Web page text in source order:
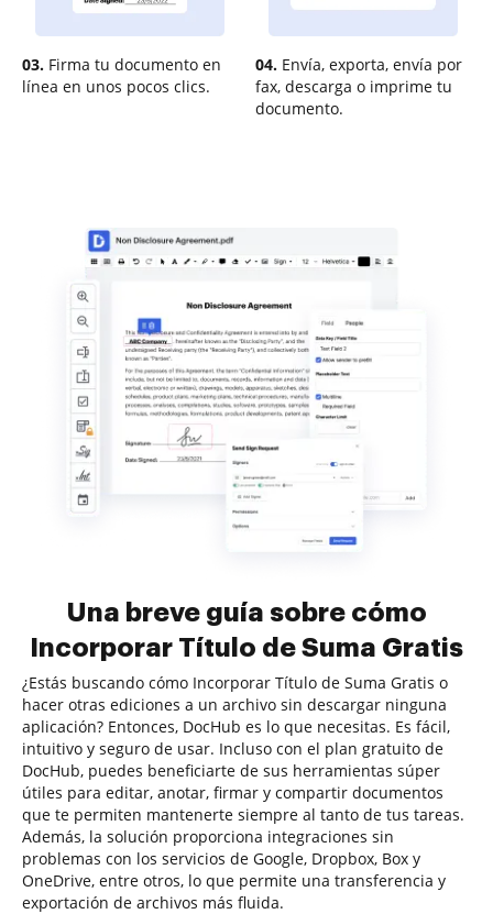
03. Firma tu documento en
línea en unos pocos clics.
04. Envía, exporta, envía por
fax, descarga o imprime tu
documento.
Una breve guía sobre cómo
Incorporar Título de Suma Gratis
¿Estás buscando cómo Incorporar Título de Suma Gratis o
hacer otras ediciones a un archivo sin descargar ninguna
aplicación? Entonces, DocHub es lo que necesitas. Es fácil,
intuitivo y seguro de usar. Incluso con el plan gratuito de
DocHub, puedes beneficiarte de sus herramientas súper
útiles para editar, anotar, firmar y compartir documentos
que te permiten mantenerte siempre al tanto de tus tareas.
Además, la solución proporciona integraciones sin
problemas con los servicios de Google, Dropbox, Box y
OneDrive, entre otros, lo que permite una transferencia y
exportación de archivos más fluida.